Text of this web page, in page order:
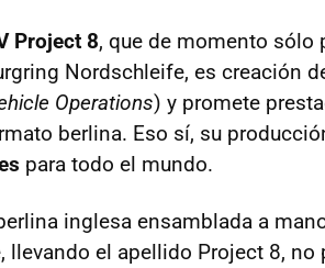
Project 8, que de momento sólo
Nordschleife, es creación
Operations) y promete
berlina. Eso sí, su
para todo el mundo.
inglesa ensamblada a
llevando el apellido Project 8,